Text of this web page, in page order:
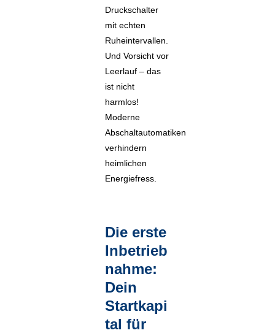
Druckschalter
mit echten
Ruheintervallen.
Und Vorsicht vor
Leerlauf – das
ist nicht
harmlos!
Moderne
Abschaltautomatiken
verhindern
heimlichen
Energiefress.
Die erste
Inbetrieb
nahme:
Dein
Startkapi
tal für